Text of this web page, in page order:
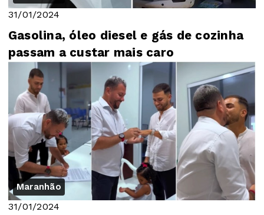
31/01/2024
Gasolina, óleo diesel e gás de cozinha
passam a custar mais caro
Maranhão
31/01/2024